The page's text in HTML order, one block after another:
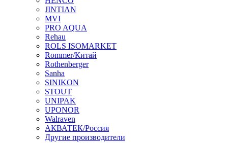
JINTIAN
MVI
PRO AQUA
Rehau
ROLS ISOMARKET
Rommer/Китай
Rothenberger
Sanha
SINIKON
STOUT
UNIPAK
UPONOR
Walraven
АКВАТЕК/Россия
Другие производители